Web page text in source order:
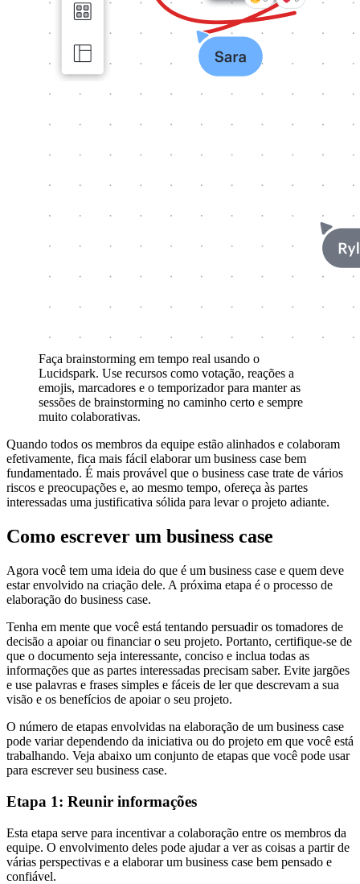
Faça brainstorming em tempo real usando o
Lucidspark. Use recursos como votação, reações a
emojis, marcadores e o temporizador para manter as
sessões de brainstorming no caminho certo e sempre
muito colaborativas.
Quando todos os membros da equipe estão alinhados e colaboram
efetivamente, fica mais fácil elaborar um business case bem
fundamentado. É mais provável que o business case trate de vários
riscos e preocupações e, ao mesmo tempo, ofereça às partes
interessadas uma justificativa sólida para levar o projeto adiante.
Como escrever um business case
Agora você tem uma ideia do que é um business case e quem deve
estar envolvido na criação dele. A próxima etapa é o processo de
elaboração do business case.
Tenha em mente que você está tentando persuadir os tomadores de
decisão a apoiar ou financiar o seu projeto. Portanto, certifique-se de
que o documento seja interessante, conciso e inclua todas as
informações que as partes interessadas precisam saber. Evite jargões
e use palavras e frases simples e fáceis de ler que descrevam a sua
visão e os benefícios de apoiar o seu projeto.
O número de etapas envolvidas na elaboração de um business case
pode variar dependendo da iniciativa ou do projeto em que você está
trabalhando. Veja abaixo um conjunto de etapas que você pode usar
para escrever seu business case.
Etapa 1: Reunir informações
Esta etapa serve para incentivar a colaboração entre os membros da
equipe. O envolvimento deles pode ajudar a ver as coisas a partir de
várias perspectivas e a elaborar um business case bem pensado e
confiável.